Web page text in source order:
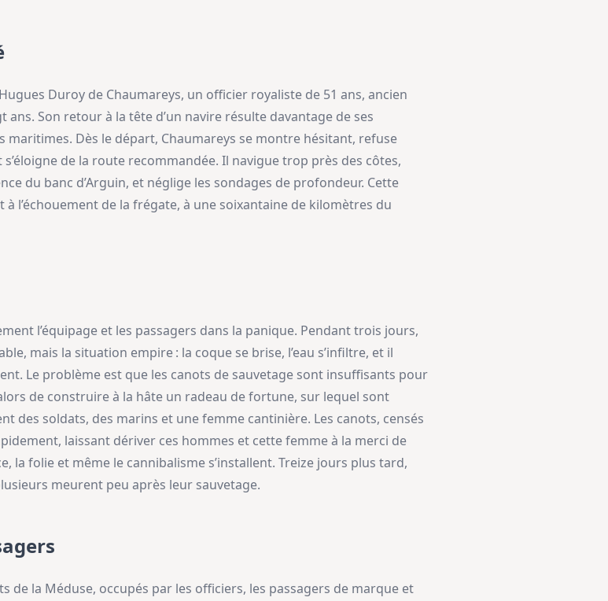
Duroy de Chaumareys, un officier royaliste de 51 ans, ancien
ans. Son retour à la tête d’un navire résulte davantage de ses
Dès le départ, Chaumareys se montre hésitant, refuse
de la route recommandée. Il navigue trop près des côtes,
du banc d’Arguin, et néglige les sondages de profondeur. Cette
l’échouement de la frégate, à une soixantaine de kilomètres du
l’équipage et les passagers dans la panique. Pendant trois jours,
mais la situation empire : la coque se brise, l’eau s’infiltre, et il
Le problème est que les canots de sauvetage sont insuffisants pour
de construire à la hâte un radeau de fortune, sur lequel sont
des soldats, des marins et une femme cantinière. Les canots, censés
laissant dériver ces hommes et cette femme à la merci de
la folie et même le cannibalisme s’installent. Treize jours plus tard,
meurent peu après leur sauvetage.
de la Méduse, occupés par les officiers, les passagers de marque et